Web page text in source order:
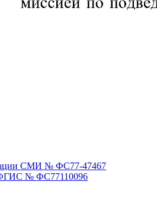
СМИ № ФС77-47467
№ ФС77110096